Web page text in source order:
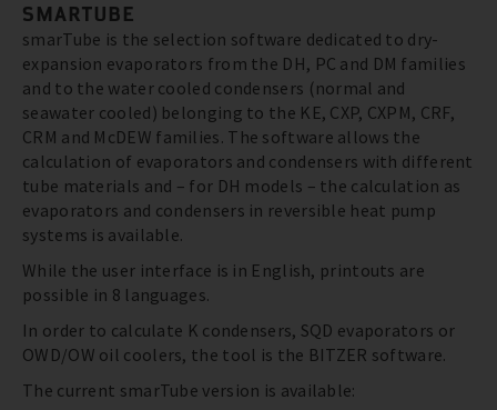
SMARTUBE
smarTube is the selection software dedicated to dry-
expansion evaporators from the DH, PC and DM families
and to the water cooled condensers (normal and
seawater cooled) belonging to the KE, CXP, CXPM, CRF,
CRM and McDEW families. The software allows the
calculation of evaporators and condensers with different
tube materials and – for DH models – the calculation as
evaporators and condensers in reversible heat pump
systems is available.
While the user interface is in English, printouts are
possible in 8 languages.
In order to calculate K condensers, SQD evaporators or
OWD/OW oil coolers, the tool is the BITZER software.
The current smarTube version is available: